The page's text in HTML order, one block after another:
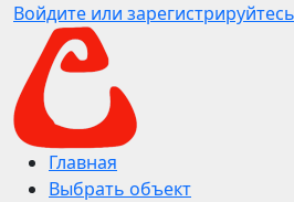
Войдите или зарегистрируйтесь
Главная
Выбрать объект